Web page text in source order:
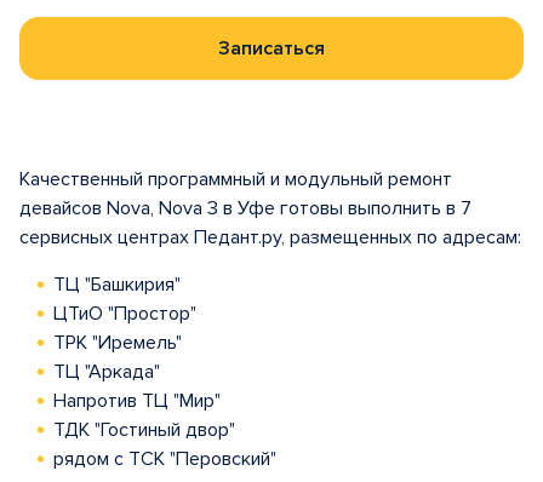
Записаться
Качественный программный и модульный ремонт
девайсов Nova, Nova 3 в Уфе готовы выполнить в 7
сервисных центрах Педант.ру, размещенных по адресам:
ТЦ "Башкирия"
ЦТиО "Простор"
ТРК "Иремель"
ТЦ "Аркада"
Напротив ТЦ "Мир"
ТДК "Гостиный двор"
рядом с ТСК "Перовский"